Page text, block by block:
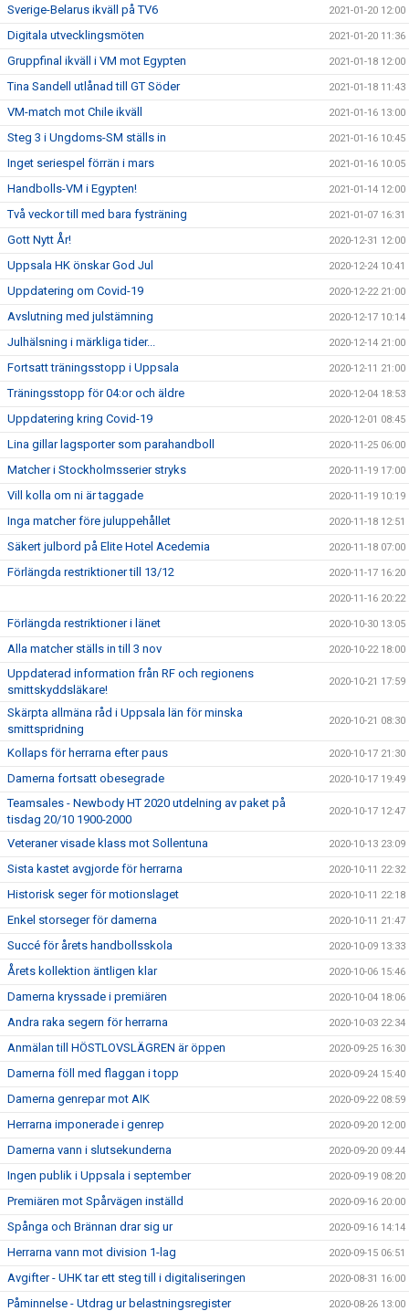
Sverige-Belarus ikväll på TV6 2021-01-20 12:00
Digitala utvecklingsmöten 2021-01-20 11:36
Gruppfinal ikväll i VM mot Egypten 2021-01-18 12:00
Tina Sandell utlånad till GT Söder 2021-01-18 11:43
VM-match mot Chile ikväll 2021-01-16 13:00
Steg 3 i Ungdoms-SM ställs in 2021-01-16 10:45
Inget seriespel förrän i mars 2021-01-16 10:05
Handbolls-VM i Egypten! 2021-01-14 12:00
Två veckor till med bara fysträning 2021-01-07 16:31
Gott Nytt År! 2020-12-31 12:00
Uppsala HK önskar God Jul 2020-12-24 10:41
Uppdatering om Covid-19 2020-12-22 21:00
Avslutning med julstämning 2020-12-17 10:14
Julhälsning i märkliga tider... 2020-12-14 21:00
Fortsatt träningsstopp i Uppsala 2020-12-11 21:00
Träningsstopp för 04:or och äldre 2020-12-04 18:53
Uppdatering kring Covid-19 2020-12-01 08:45
Lina gillar lagsporter som parahandboll 2020-11-25 06:00
Matcher i Stockholmsserier stryks 2020-11-19 17:00
Vill kolla om ni är taggade 2020-11-19 10:19
Inga matcher före juluppehållet 2020-11-18 12:51
Säkert julbord på Elite Hotel Acedemia 2020-11-18 07:00
Förlängda restriktioner till 13/12 2020-11-17 16:20
2020-11-16 20:22
Förlängda restriktioner i länet 2020-10-30 13:05
Alla matcher ställs in till 3 nov 2020-10-22 18:00
Uppdaterad information från RF och regionens
smittskyddsläkare!
2020-10-21 17:59
Skärpta allmäna råd i Uppsala län för minska
smittspridning
2020-10-21 08:30
Kollaps för herrarna efter paus 2020-10-17 21:30
Damerna fortsatt obesegrade 2020-10-17 19:49
Teamsales - Newbody HT 2020 utdelning av paket på
tisdag 20/10 1900-2000
2020-10-17 12:47
Veteraner visade klass mot Sollentuna 2020-10-13 23:09
Sista kastet avgjorde för herrarna 2020-10-11 22:32
Historisk seger för motionslaget 2020-10-11 22:18
Enkel storseger för damerna 2020-10-11 21:47
Succé för årets handbollsskola 2020-10-09 13:33
Årets kollektion äntligen klar 2020-10-06 15:46
Damerna kryssade i premiären 2020-10-04 18:06
Andra raka segern för herrarna 2020-10-03 22:34
Anmälan till HÖSTLOVSLÄGREN är öppen 2020-09-25 16:30
Damerna föll med flaggan i topp 2020-09-24 15:40
Damerna genrepar mot AIK 2020-09-22 08:59
Herrarna imponerade i genrep 2020-09-20 12:00
Damerna vann i slutsekunderna 2020-09-20 09:44
Ingen publik i Uppsala i september 2020-09-19 08:20
Premiären mot Spårvägen inställd 2020-09-16 20:00
Spånga och Brännan drar sig ur 2020-09-16 14:14
Herrarna vann mot division 1-lag 2020-09-15 06:51
Avgifter - UHK tar ett steg till i digitaliseringen 2020-08-31 16:00
Påminnelse - Utdrag ur belastningsregister 2020-08-26 13:00